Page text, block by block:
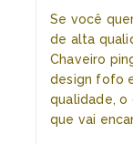
Se você
de alta
Chaveiro
design fofo
qualidade, o
que vai